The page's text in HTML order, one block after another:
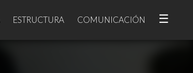
ESTRUCTURA COMUNICACIÓN ☰